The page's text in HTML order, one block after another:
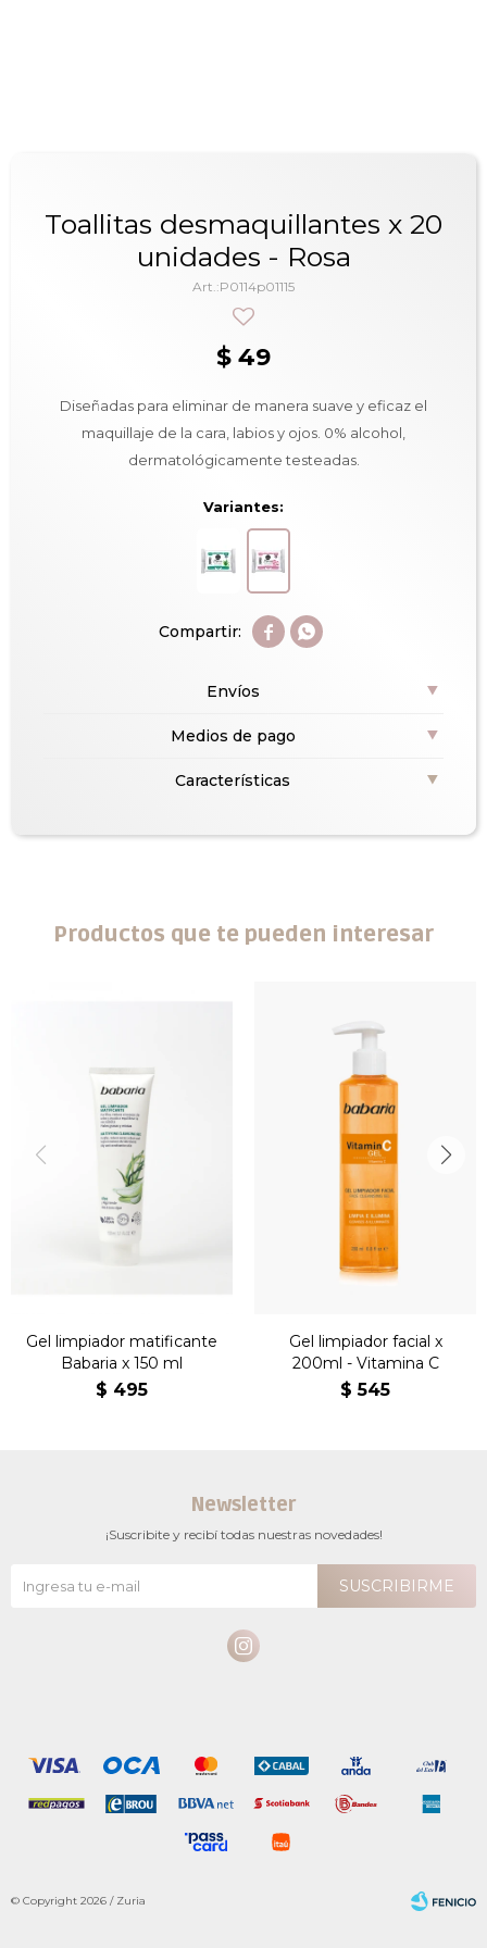
Toallitas desmaquillantes x 20
unidades - Rosa
P0114p01115
$ 49
Diseñadas para eliminar de manera suave y eficaz el
maquillaje de la cara, labios y ojos. 0% alcohol,
dermatológicamente testeadas.
Variantes:
 
Envíos
Medios de pago
Características
Productos que te pueden interesar
Gel limpiador matificante
Babaria x 150 ml
$ 495
Gel limpiador facial x
200ml - Vitamina C
$ 545
Newsletter
¡Suscribite y recibí todas nuestras novedades!
SUSCRIBIRME

© Copyright 2026 / Zuria